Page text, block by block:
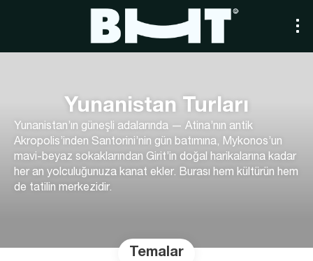
Yunanistan Turları
Yunanistan’ın güneşli adalarında — Atina’nın antik
Akropolis’inden Santorini’nin gün batımına, Mykonos’un
mavi-beyaz sokaklarından Girit’in doğal harikalarına kadar
her an yolculuğunuza kanat ekler. Burası hem kültürün hem
de tatilin merkezidir.
Temalar